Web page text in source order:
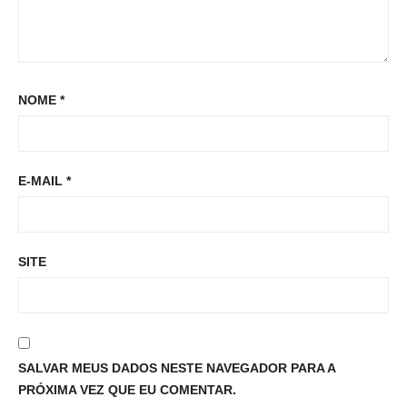
NOME *
E-MAIL *
SITE
SALVAR MEUS DADOS NESTE NAVEGADOR PARA A
PRÓXIMA VEZ QUE EU COMENTAR.